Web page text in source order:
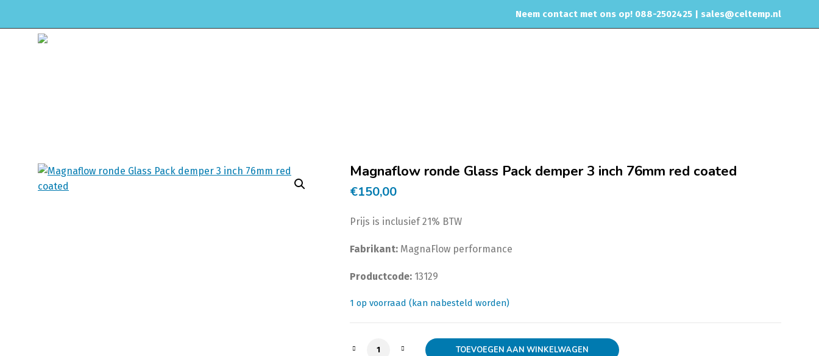
Neem contact met ons op! 088-2502425 | sales@celtemp.nl
Magnaflow ronde Glass Pack demper 3 inch 76mm red coated
€150,00
Prijs is inclusief 21% BTW
Fabrikant: MagnaFlow performance
Productcode: 13129
1 op voorraad (kan nabesteld worden)
Magnaflow ronde Glass Pack demper 3 inch 76mm red coated aantal
TOEVOEGEN AAN WINKELWAGEN